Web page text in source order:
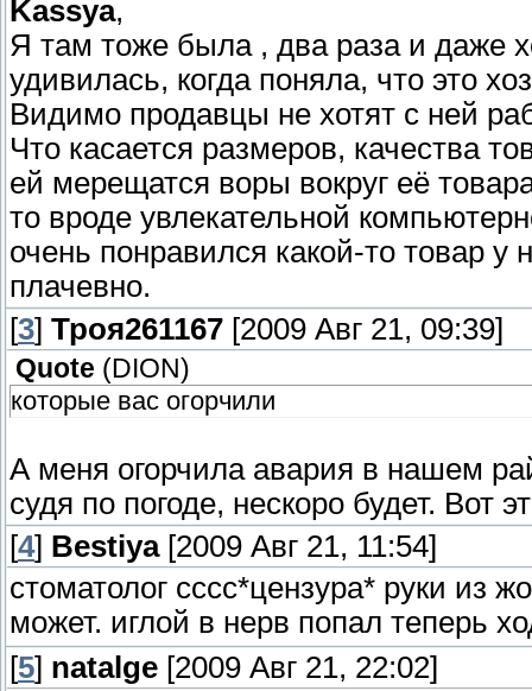
Kassya,
Я там тоже была , два раза и даже
удивилась, когда поняла, что это
Видимо продавцы не хотят с ней
Что касается размеров, качества
ей мерещатся воры вокруг её
то вроде увлекательной
очень понравился какой-то товар
плачевно.
[3] Троя261167 [2009 Авг 21, 09:39]
Quote ( DION )
которые вас огорчили
А меня огорчила авария в нашем
судя по погоде, нескоро будет. Вот
[4] Bestiya[2009 Авг 21, 11:54]
стоматолог сссс*цензура* руки из
может. иглой в нерв попал теперь
[5] natalge [2009 Авг 21, 22:02]